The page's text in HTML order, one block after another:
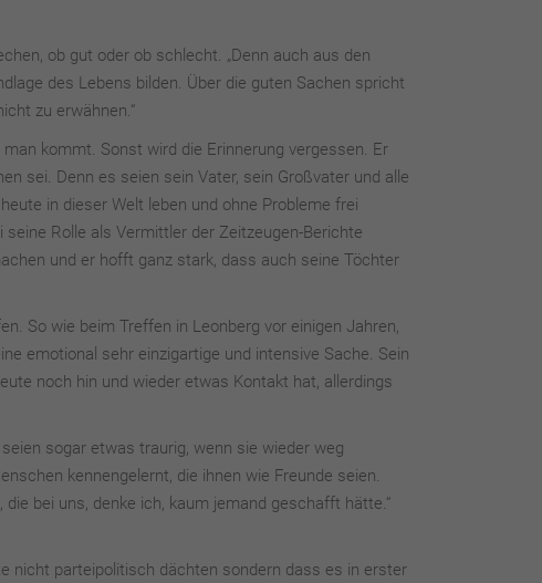
ob gut oder ob schlecht. „Denn auch aus den
des Lebens bilden. Über die guten Sachen spricht
zu erwähnen.“
kommt. Sonst wird die Erinnerung vergessen. Er
sei. Denn es seien sein Vater, sein Großvater und alle
in dieser Welt leben und ohne Probleme frei
Rolle als Vermittler der Zeitzeugen-Berichte
und er hofft ganz stark, dass auch seine Töchter
So wie beim Treffen in Leonberg vor einigen Jahren,
emotional sehr einzigartige und intensive Sache. Sein
noch hin und wieder etwas Kontakt hat, allerdings
sogar etwas traurig, wenn sie wieder weg
kennengelernt, die ihnen wie Freunde seien.
bei uns, denke ich, kaum jemand geschafft hätte.“
nicht parteipolitisch dächten sondern dass es in erster